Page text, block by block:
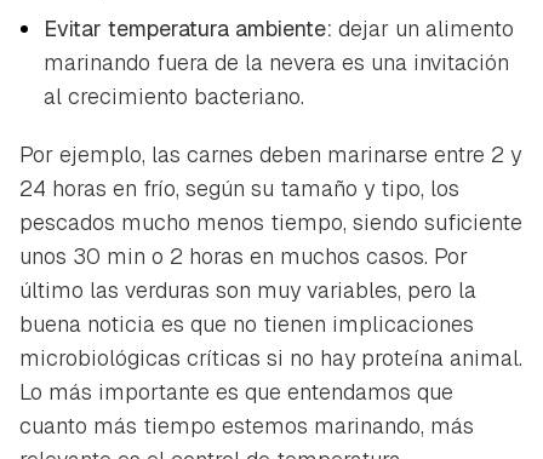
Evitar temperatura ambiente: dejar un alimento
marinando fuera de la nevera es una invitación
al crecimiento bacteriano.
Por ejemplo, las carnes deben marinarse entre 2 y
24 horas en frío, según su tamaño y tipo, los
pescados mucho menos tiempo, siendo suficiente
unos 30 min o 2 horas en muchos casos. Por
último las verduras son muy variables, pero la
buena noticia es que no tienen implicaciones
microbiológicas críticas si no hay proteína animal.
Lo más importante es que entendamos que
cuanto más tiempo estemos marinando, más